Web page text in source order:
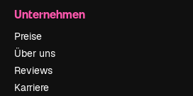
Unternehmen
Preise
Über uns
Reviews
Karriere